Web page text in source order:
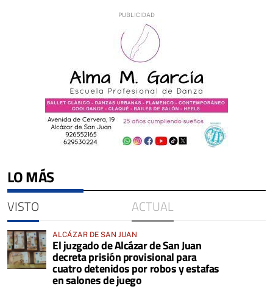
LO MÁS
VISTO ACTUAL
ALCÁZAR DE SAN JUAN
El juzgado de Alcázar de San Juan
decreta prisión provisional para
cuatro detenidos por robos y estafas
en salones de juego